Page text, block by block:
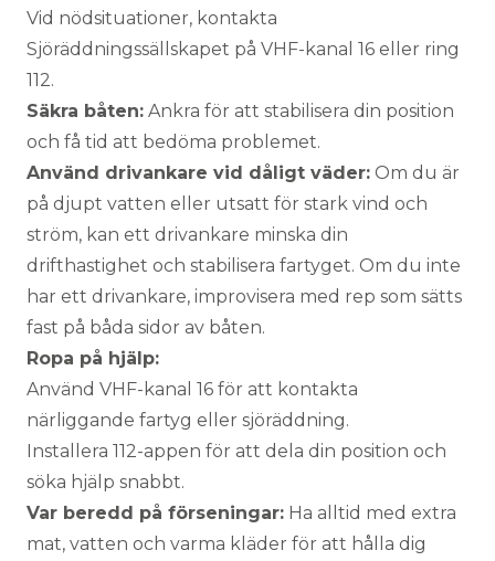
Vid nödsituationer, kontakta
Sjöräddningssällskapet på VHF-kanal 16 eller ring
112.
Säkra båten: Ankra för att stabilisera din position
och få tid att bedöma problemet.
Använd drivankare vid dåligt väder: Om du är
på djupt vatten eller utsatt för stark vind och
ström, kan ett drivankare minska din
drifthastighet och stabilisera fartyget. Om du inte
har ett drivankare, improvisera med rep som sätts
fast på båda sidor av båten.
Ropa på hjälp:
Använd VHF-kanal 16 för att kontakta
närliggande fartyg eller sjöräddning.
Installera 112-appen för att dela din position och
söka hjälp snabbt.
Var beredd på förseningar: Ha alltid med extra
mat, vatten och varma kläder för att hålla dig